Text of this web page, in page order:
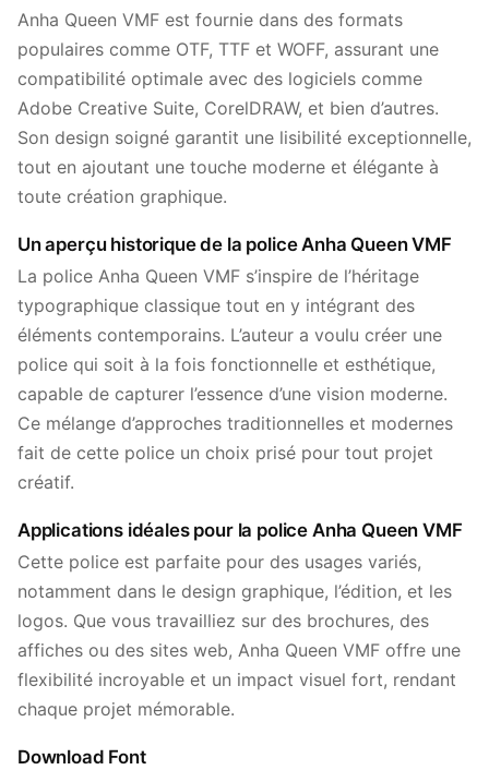
Anha Queen VMF est fournie dans des formats
populaires comme OTF, TTF et WOFF, assurant une
compatibilité optimale avec des logiciels comme
Adobe Creative Suite, CorelDRAW, et bien d’autres.
Son design soigné garantit une lisibilité exceptionnelle,
tout en ajoutant une touche moderne et élégante à
toute création graphique.
Un aperçu historique de la police Anha Queen VMF
La police Anha Queen VMF s’inspire de l’héritage
typographique classique tout en y intégrant des
éléments contemporains. L’auteur a voulu créer une
police qui soit à la fois fonctionnelle et esthétique,
capable de capturer l’essence d’une vision moderne.
Ce mélange d’approches traditionnelles et modernes
fait de cette police un choix prisé pour tout projet
créatif.
Applications idéales pour la police Anha Queen VMF
Cette police est parfaite pour des usages variés,
notamment dans le design graphique, l’édition, et les
logos. Que vous travailliez sur des brochures, des
affiches ou des sites web, Anha Queen VMF offre une
flexibilité incroyable et un impact visuel fort, rendant
chaque projet mémorable.
Download Font